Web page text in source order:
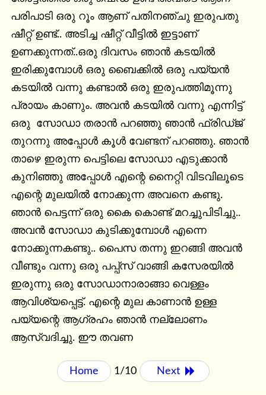
പരിപാടി ഒരു റൂം ആണ് പതിനഞ്ചു ഇരുപതു
ഷീറ്റ് ഉണ്ട്.. അടിച്ച ഷീറ്റ് വീട്ടിൽ ഇട്ടാണ്
ഉണക്കുന്നത്..ഒരു ദിവസം ഞാൻ കടയിൽ
ഇരിക്കുമ്പോൾ ഒരു ബൈക്കിൽ ഒരു പയ്യൻ
കടയിൽ വന്നു കണ്ടാൽ ഒരു ഇരുപത്തിമൂന്നു
പ്രായം കാണും. അവൻ കടയിൽ വന്നു എന്നിട്ട്
ഒരു  സോഡാ തരാൻ പറഞ്ഞു ഞാൻ ഫ്രിഡ്ജ്
തുറന്നു അപ്പോൾ കൂൾ വേണ്ടന് പറഞ്ഞു. ഞാൻ
താഴെ ഇരുന്ന പെട്ടിലെ സോഡാ എടുക്കാൻ
കുനിഞ്ഞു അപ്പോൾ എന്റെ നൈറ്റി വിടവിലൂടെ
എന്റെ മുലയിൽ നോക്കുന്ന അവനെ കണ്ടു.
ഞാൻ പെട്ടന്ന് ഒരു കൈ കൊണ്ട് മറച്ചുപിടിച്ചു..
അവൻ സോഡാ കുടിക്കുമ്പോൾ എന്നെ
നോക്കുന്നകണ്ടു.. പൈസ തന്നു ഇറങ്ങി അവൻ
വീണ്ടും വന്നു ഒരു പപ്പ്സ് വാങ്ങി കസേരയിൽ
ഇരുന്നു ഒരു സോഡാനാരാങ്ങാ വെള്ളം
ആവിശ്യപ്പെട്ട്. എന്റെ മുല കാണാൻ ഉള്ള
പയ്യന്റെ ആഗ്രഹം ഞാൻ നല്ലോണം
ആസ്വദിച്ചു. ഈ തവണ
Home 1/10 Next